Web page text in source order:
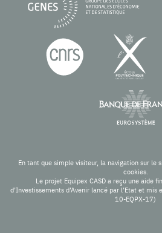
En tant que simple visiteur, la navigation sur le
cookies.
Le projet Equipex CASD a reçu une aide
d’Investissements d’Avenir lancé par l’Etat et mis
10-EQPX-17)